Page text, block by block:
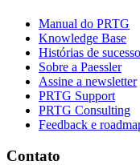
Manual do PRTG
Knowledge Base
Histórias de
Sobre a Paessler
Assine a newsletter
PRTG Support
PRTG Consulting
Feedback e
Contato